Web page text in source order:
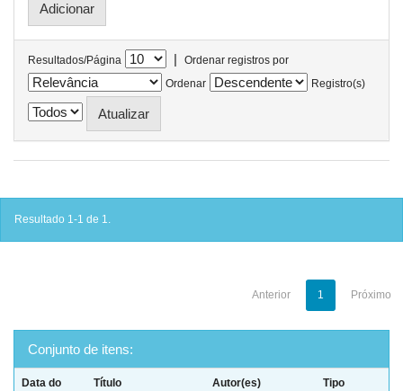
Resultados/Página |
Ordenar registros por
Ordenar
Registro(s)
Resultado 1-1 de 1.
Anterior 1 Próximo
Conjunto de itens:
Data do
Título Autor(es) Tipo